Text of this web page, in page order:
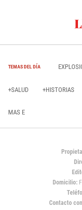
TEMAS DEL DÍA
+SALUD +HISTORIAS
MAS E
Domicilio:
Contacto